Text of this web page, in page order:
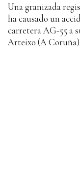
Una granizada
ha causado un
carretera AG-55 a
Arteixo (A Coruña).